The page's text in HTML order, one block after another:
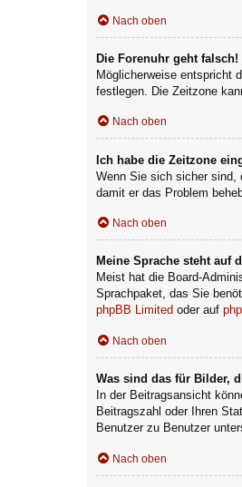
Nach oben
Die Forenuhr geht falsch!
Möglicherweise entspricht
festlegen. Die Zeitzone
Nach oben
Ich habe die Zeitzone
Wenn Sie sich sicher sind,
damit er das Problem
Nach oben
Meine Sprache steht auf
Meist hat die Board-
Sprachpaket, das Sie
phpBB Limited oder auf
Nach oben
Was sind das für Bilder,
In der Beitragsansicht
Beitragszahl oder Ihren
Benutzer zu Benutzer
Nach oben